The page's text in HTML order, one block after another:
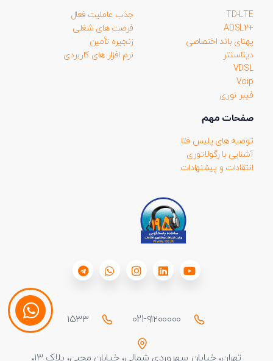
TD-LTE
+ADSL2
پهنای باند اختصاصی
دیتاسنتر
VDSL
Voip
فیبر نوری
جذب عاملیت فعال
فرصت های شغلی
زنجیره تأمین
نرم افزار های کاربردی
صفحات مهم
توصیه های پلیس فتا
آشنایی با رگولاتوری
انتقادات و پیشنهادات
021-۹۱۲۰۰۰۰۰ ۱۵۳۳
تهران، خیابان سهروردی شمالی، خیابان محبی، پلاک ۱۳،